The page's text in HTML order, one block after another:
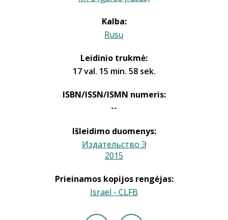
Kalba:
Rusų
Leidinio trukmė:
17 val. 15 min. 58 sek.
ISBN/ISSN/ISMN numeris:
--
Išleidimo duomenys:
Издательство Э
|
2015
Prieinamos kopijos rengėjas:
Israel - CLFB